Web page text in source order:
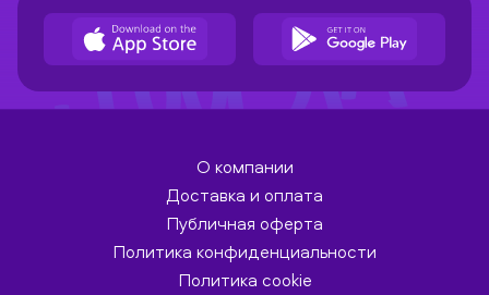
О компании
Доставка и оплата
Публичная оферта
Политика конфиденциальности
Политика cookie